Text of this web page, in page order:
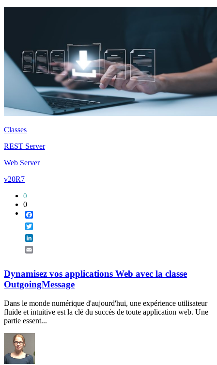
Classes
REST Server
Web Server
v20R7
0
0
Dynamisez vos applications Web avec la classe
OutgoingMessage
Dans le monde numérique d'aujourd'hui, une expérience utilisateur
fluide et intuitive est la clé du succès de toute application web. Une
partie essent...